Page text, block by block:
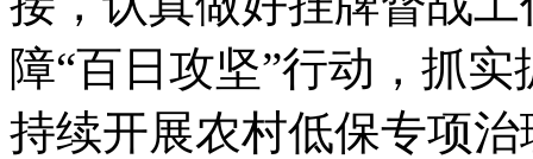
障“百日攻坚”行动，抓
持续开展农村低保专项